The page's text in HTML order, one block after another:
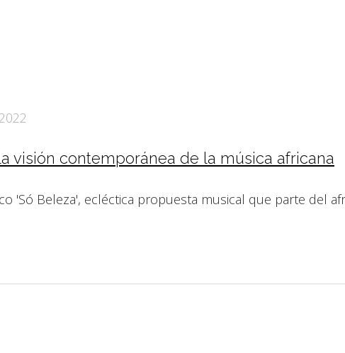
visión contemporánea de la música africana
'Só Beleza', ecléctica propuesta musical que parte del